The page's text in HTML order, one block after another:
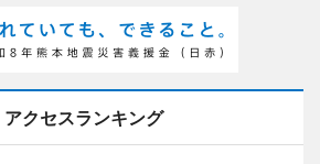
アクセスランキング